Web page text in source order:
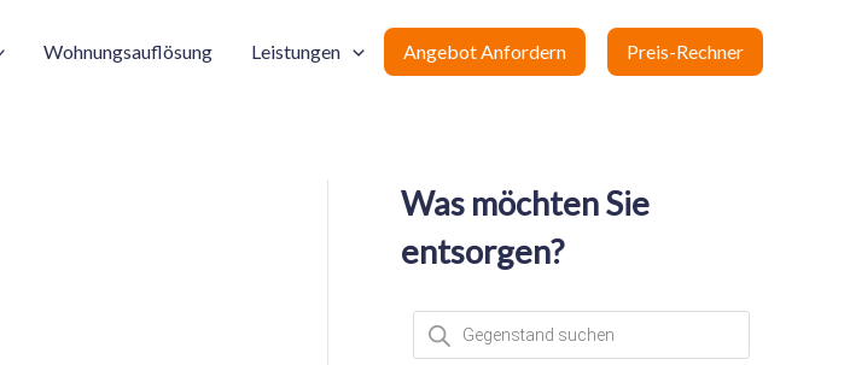
Wohnungsauflösung Leistungen Angebot Anfordern Preis-Rechner
Was möchten Sie
entsorgen?
P